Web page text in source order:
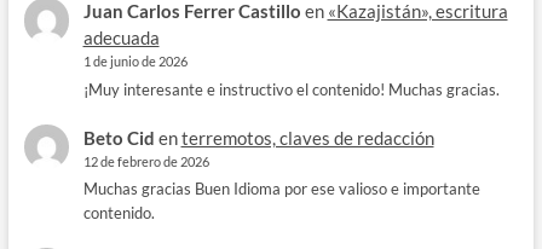
Juan Carlos Ferrer Castillo en «Kazajistán», escritura
adecuada
1 de junio de 2026
¡Muy interesante e instructivo el contenido! Muchas gracias.
Beto Cid enterremotos, claves de redacción
12 de febrero de 2026
Muchas gracias Buen Idioma por ese valioso e importante
contenido.